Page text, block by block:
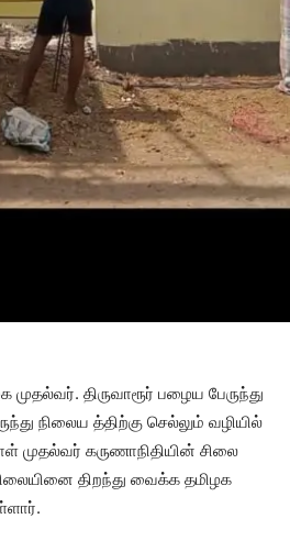
முதல்வர். திருவாரூர் பழைய பேருந்து
நிலைய த்திற்கு செல்லும் வழியில்
முதல்வர் கருணாநிதியின் சிலை
திறந்து வைக்க தமிழக